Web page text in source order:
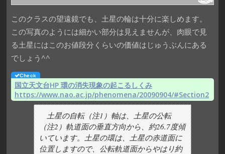
このクラスの望遠鏡でも、土星の輪は十分に楽しめます。
この写真のようには細かい部分は見えませんが、肉眼で見
る土星にはこのお値段分くらいの価値はじゅうぶんにある
でしょう^^
国立天文台HP 環の消失現象の起こるしくみ
https://www.nao.ac.jp/phenomena/20090904/#Section2
土星の自転（注1）軸は、土星の公転
（注2）軌道面の垂直方向から、約26.7度傾
いています。土星の環は、土星の赤道面に
位置しますので、公転軌道面からやはり約